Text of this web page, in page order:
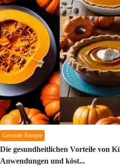
Gesunde Rezepte
Die gesundheitlichen Vorteile von
Anwendungen und köst...